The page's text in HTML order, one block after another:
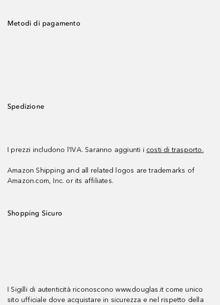
Metodi di pagamento
Spedizione
I prezzi includono l’IVA. Saranno aggiunti i costi di trasporto.
Amazon Shipping and all related logos are trademarks of
Amazon.com, Inc. or its affiliates.
Shopping Sicuro
I Sigilli di autenticità riconoscono www.douglas.it come unico
sito ufficiale dove acquistare in sicurezza e nel rispetto della